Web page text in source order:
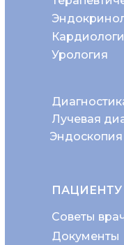
Эндоскопия
Урология
Лучевая
ПАЦИЕНТУ
Советы
Документы